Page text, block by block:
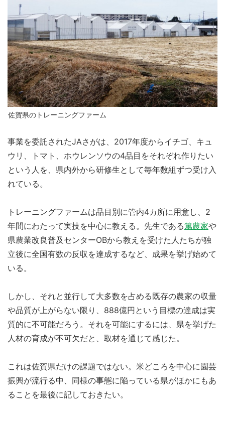
佐賀県のトレーニングファーム
事業を委託されたJAさがは、2017年度からイチゴ、キュ
ウリ、トマト、ホウレンソウの4品目をそれぞれ作りたい
という人を、県内外から研修生として毎年数組ずつ受け入
れている。
トレーニングファームは品目別に管内4カ所に用意し、2
年間にわたって実技を中心に教える。先生である篤農家や
県農業改良普及センターOBから教えを受けた人たちが独
立後に全国有数の反収を達成するなど、成果を挙げ始めて
いる。
しかし、それと並行して大多数を占める既存の農家の収量
や品質が上がらない限り、888億円という目標の達成は実
質的に不可能だろう。それを可能にするには、県を挙げた
人材の育成が不可欠だと、取材を通じて感じた。
これは佐賀県だけの課題ではない。米どころを中心に園芸
振興が流行る中、同様の事態に陥っている県がほかにもあ
ることを最後に記しておきたい。